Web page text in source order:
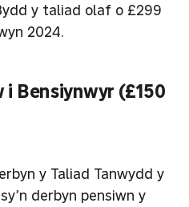
y taliad olaf o £299
2024.
Bensiynwyr (£150
y Taliad Tanwydd y
derbyn pensiwn y